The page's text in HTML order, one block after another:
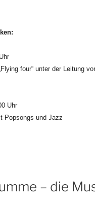
four“ unter der Leitung
Uhr
Popsongs und Jazz
– die